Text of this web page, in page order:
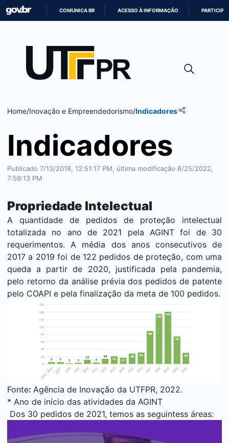
CONTEÚDO
COMUNICA BR ACESSO À INFORMAÇÃO PARTICIPE
Home/Inovação e Empreendedorismo/Indicadores
Indicadores
Publicado 7/13/2018, 12:51:17 PM, última modificação 8/25/2022,
7:59:13 PM
Propriedade Intelectual
A quantidade de pedidos de proteção intelectual
totalizada no ano de 2021 pela AGINT foi de 30
requerimentos. A média dos anos consecutivos de
2017 a 2019 foi de 122 pedidos de proteção, com uma
queda a partir de 2020, justificada pela pandemia,
pelo retorno da análise prévia dos pedidos de patente
pelo COAPI e pela finalização da meta de 100 pedidos.
Fonte: Agência de Inovação da UTFPR, 2022.
* Ano de início das atividades da AGINT
Dos 30 pedidos de 2021, temos as seguintess áreas: